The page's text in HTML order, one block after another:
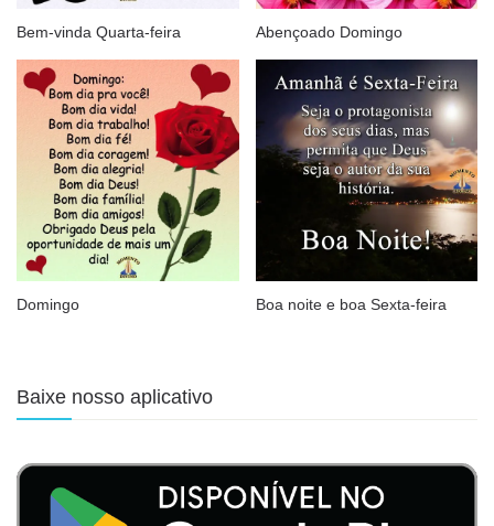
Bem-vinda Quarta-feira Abençoado Domingo
Domingo Boa noite e boa Sexta-feira
Baixe nosso aplicativo